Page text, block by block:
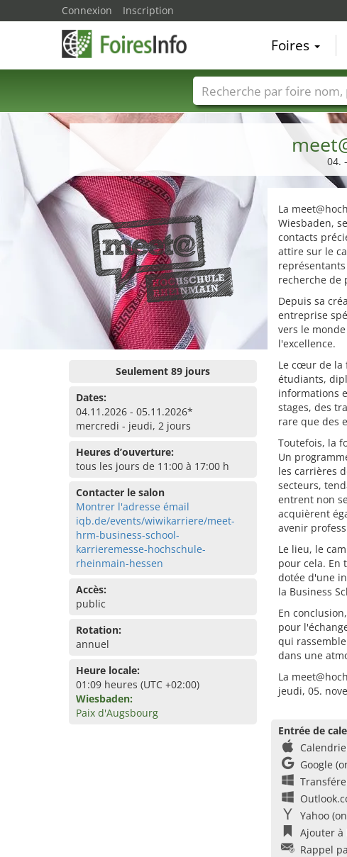
04.
Seulement 89 jours
Dates:
04.11.2026 - 05.11.2026*
mercredi - jeudi, 2 jours
Heures d’ouverture:
tous les jours de 11:00 à 17:00 h
Contacter le salon
Montrer l'adresse émail
iqb.de/events/wiwikarriere/meet-
hrm-business-school-
karrieremesse-hochschule-
rheinmain-hessen
Accès:
public
Rotation:
annuel
Heure locale:
01:09 heures (UTC +02:00)
Wiesbaden:
Paix d'Augsbourg
La
Wiesbaden,
contacts
attire sur le
recherche de
Depuis sa
entreprise
vers le
l'excellence.
Le cœur de la
étudiants,
informations
stages, des
rare que des
Toutefois, la
Un
les carrières
secteurs,
entrent non
acquièrent
avenir
Le lieu, le
pour cela. En
dotée d'une
la Business
En
pour
qui
dans une
La
jeudi, 05.
Entrée de
Google
Yahoo
Ajouter à
Rappel
Connexion Inscription
Foires
Foire noms Pays